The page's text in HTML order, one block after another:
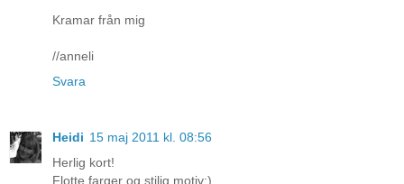
Kramar från mig
//anneli
Svara
Heidi 15 maj 2011 kl. 08:56
Herlig kort!
Flotte farger og stilig motiv:)